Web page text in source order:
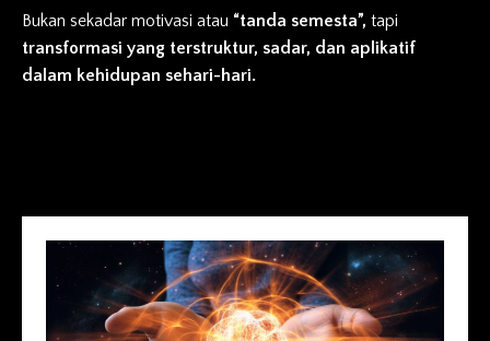
Bukan sekadar motivasi atau “tanda semesta”, tapi
transformasi yang terstruktur, sadar, dan aplikatif
dalam kehidupan sehari-hari.